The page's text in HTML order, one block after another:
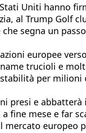
Uniti hanno
al Trump Golf
segna un
europee
trucioli e
per
presi e
fine mese e far
mercato